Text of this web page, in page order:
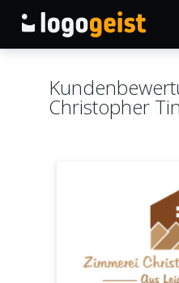
KI Logo Generator
Christopher